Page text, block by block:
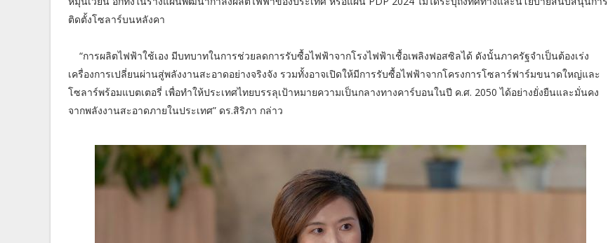
ติดตั้งโซลาร์บนหลังคา
“การผลิตไฟฟ้าใช้เอง มีบทบาทในการช่วยลดการรับซื้อไฟฟ้าจากโรงไฟฟ้าเชื้อเพลิงฟอสซิลได้ ดังนั้นภาครัฐจำเป็นต้องเร่ง
เครื่องการเปลี่ยนผ่านสู่พลังงานสะอาดอย่างจริงจัง รวมทั้งอาจเปิดให้มีการรับซื้อไฟฟ้าจากโครงการโซลาร์ฟาร์มขนาดใหญ่และ
โซลาร์พร้อมแบตเตอรี่ เพื่อทำให้ประเทศไทยบรรลุเป้าหมายความเป็นกลางทางคาร์บอนในปี ค.ศ. 2050 ได้อย่างยั่งยืนและมั่นคง
จากพลังงานสะอาดภายในประเทศ” ดร.สิริภา กล่าว